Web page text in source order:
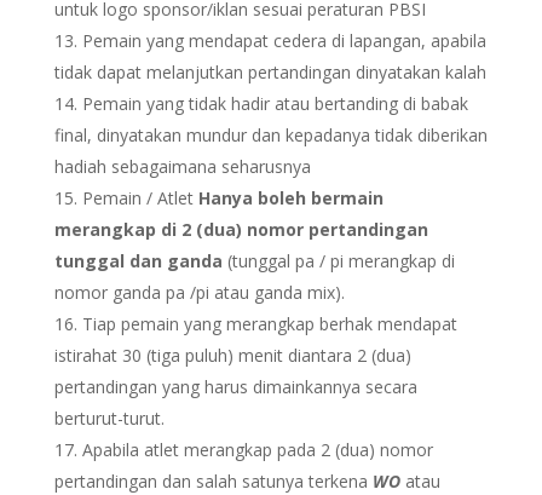
untuk logo sponsor/iklan sesuai peraturan PBSI
Pemain yang mendapat cedera di lapangan, apabila
tidak dapat melanjutkan pertandingan dinyatakan kalah
Pemain yang tidak hadir atau bertanding di babak
final, dinyatakan mundur dan kepadanya tidak diberikan
hadiah sebagaimana seharusnya
Pemain / Atlet Hanya boleh bermain
merangkap di 2 (dua) nomor pertandingan
tunggal dan ganda (tunggal pa / pi merangkap di
nomor ganda pa /pi atau ganda mix).
Tiap pemain yang merangkap berhak mendapat
istirahat 30 (tiga puluh) menit diantara 2 (dua)
pertandingan yang harus dimainkannya secara
berturut-turut.
Apabila atlet merangkap pada 2 (dua) nomor
pertandingan dan salah satunya terkena WO atau